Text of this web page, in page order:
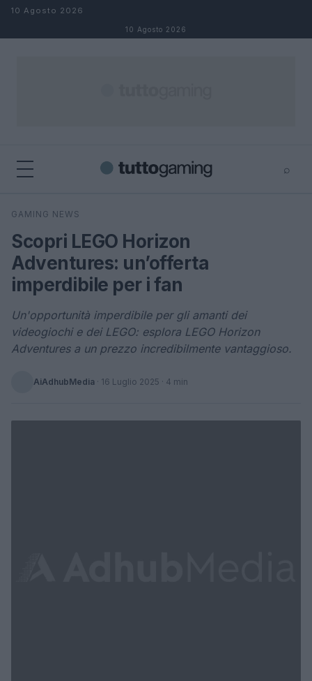
Salta al contenuto
10 Agosto 2026
10 Agosto 2026
⌕
Cerca
GAMING NEWS
Scopri LEGO Horizon
Adventures: un’offerta
imperdibile per i fan
Un'opportunità imperdibile per gli amanti dei
videogiochi e dei LEGO: esplora LEGO Horizon
Adventures a un prezzo incredibilmente vantaggioso.
AiAdhubMedia · 16 Luglio 2025 · 4 min